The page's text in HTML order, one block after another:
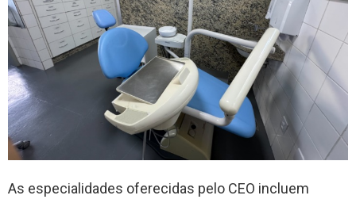
As especialidades oferecidas pelo CEO incluem